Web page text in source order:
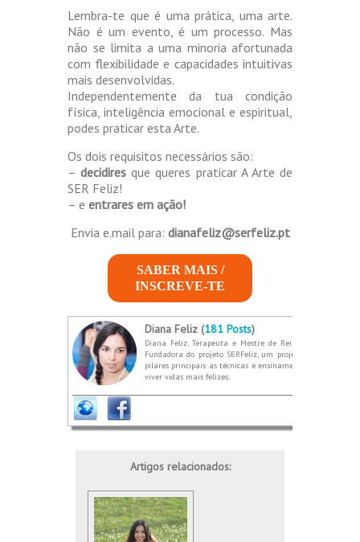
Lembra-te que é uma prática, uma arte.
Não é um evento, é um processo. Mas
não se limita a uma minoria afortunada
com flexibilidade e capacidades intuitivas
mais desenvolvidas.
Independentemente da tua condição
física, inteligência emocional e espiritual,
podes praticar esta Arte.
Os dois requisitos necessários são:
–decidires que queres praticar A Arte de
SER Feliz!
– e entrares em ação!
Envia e.mail para: dianafeliz@serfeliz.pt
SABER MAIS /
INSCREVE-TE
Diana Feliz (181 Posts)
Diana Feliz, Terapeuta e Mestre de Reiki e Karuna.
Fundadora do projeto SERFeliz, um projeto que nasce
pilares principais as técnicas e ensinamentos de dois
viver vidas mais felizes.
Artigos relacionados: